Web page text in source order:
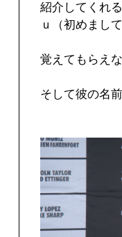
紹介してくれ
ｕ（初めまし
覚えてもらえ
そして彼の名